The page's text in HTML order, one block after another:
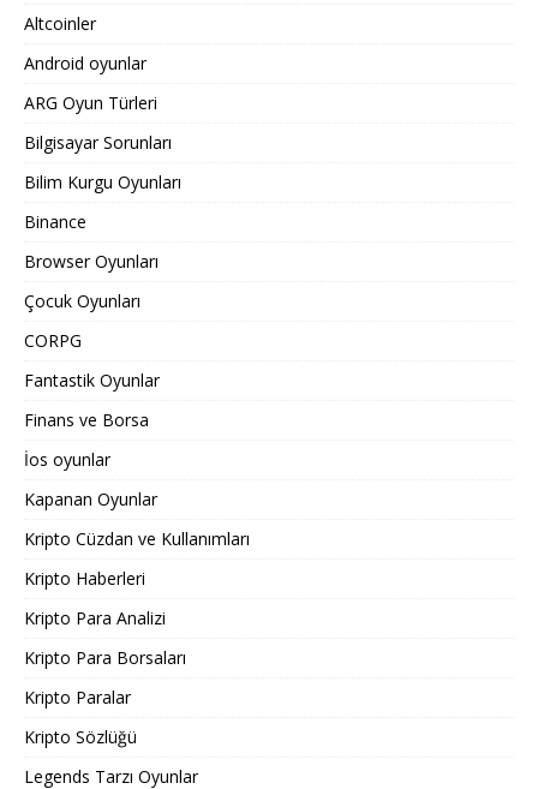
Altcoinler
Android oyunlar
ARG Oyun Türleri
Bilgisayar Sorunları
Bilim Kurgu Oyunları
Binance
Browser Oyunları
Çocuk Oyunları
CORPG
Fantastik Oyunlar
Finans ve Borsa
İos oyunlar
Kapanan Oyunlar
Kripto Cüzdan ve Kullanımları
Kripto Haberleri
Kripto Para Analizi
Kripto Para Borsaları
Kripto Paralar
Kripto Sözlüğü
Legends Tarzı Oyunlar